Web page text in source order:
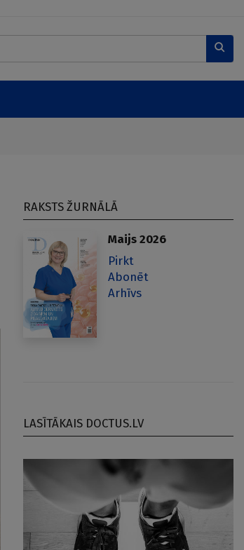
RAKSTS ŽURNĀLĀ
Maijs 2026
Pirkt
Abonēt
Arhīvs
LASĪTĀKAIS DOCTUS.LV